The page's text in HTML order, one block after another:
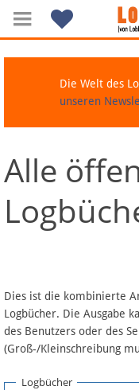
Navigation
Über Lobbypedia
Artikel nach
FAQ
Die Welt des
unseren
Alle
Dies ist die kombinierte
Logbücher. Die Ausgabe
des Benutzers oder des
(Groß-/Kleinschreibung
Logbücher